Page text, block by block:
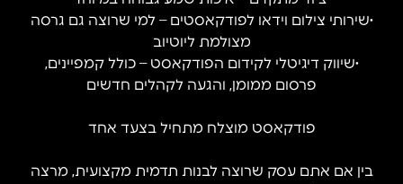
•שירותי צילום וידאו לפודקאסטים – למי שרוצה גם גרסה
מצולמת ליוטיוב
•שיווק דיגיטלי לקידום הפודקאסט – כולל קמפיינים,
פרסום ממומן, והגעה לקהלים חדשים
פודקאסט מוצלח מתחיל בצעד אחד
בין אם אתם עסק שרוצה לבנות תדמית מקצועית, מרצה